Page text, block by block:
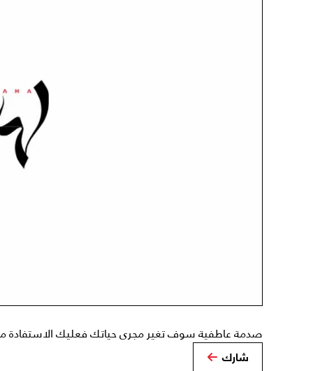
صدمة عاطفية سوف تغير مجرى حياتك فعليك الاستفادة
شارك